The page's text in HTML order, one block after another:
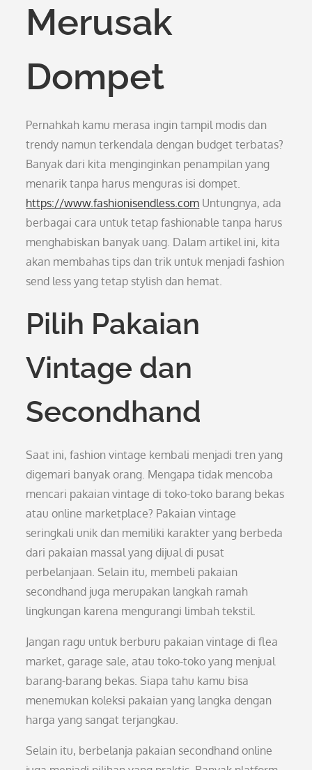
Merusak
Dompet
Pernahkah kamu merasa ingin tampil modis dan
trendy namun terkendala dengan budget terbatas?
Banyak dari kita menginginkan penampilan yang
menarik tanpa harus menguras isi dompet.
https://www.fashionisendless.com Untungnya, ada
berbagai cara untuk tetap fashionable tanpa harus
menghabiskan banyak uang. Dalam artikel ini, kita
akan membahas tips dan trik untuk menjadi fashion
send less yang tetap stylish dan hemat.
Pilih Pakaian
Vintage dan
Secondhand
Saat ini, fashion vintage kembali menjadi tren yang
digemari banyak orang. Mengapa tidak mencoba
mencari pakaian vintage di toko-toko barang bekas
atau online marketplace? Pakaian vintage
seringkali unik dan memiliki karakter yang berbeda
dari pakaian massal yang dijual di pusat
perbelanjaan. Selain itu, membeli pakaian
secondhand juga merupakan langkah ramah
lingkungan karena mengurangi limbah tekstil.
Jangan ragu untuk berburu pakaian vintage di flea
market, garage sale, atau toko-toko yang menjual
barang-barang bekas. Siapa tahu kamu bisa
menemukan koleksi pakaian yang langka dengan
harga yang sangat terjangkau.
Selain itu, berbelanja pakaian secondhand online